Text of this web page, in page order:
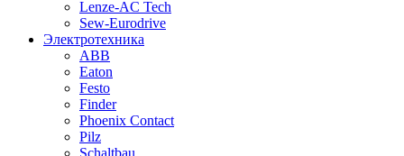
Lenze-AC Tech
Sew-Eurodrive
Электротехника
ABB
Eaton
Festo
Finder
Phoenix Contact
Pilz
Schaltbau